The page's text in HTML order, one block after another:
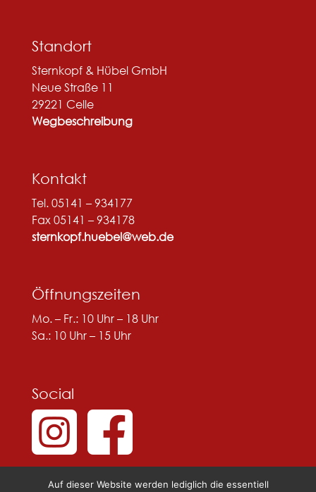
Standort
Sternkopf & Hübel GmbH
Neue Straße 11
29221 Celle
Wegbeschreibung
Kontakt
Tel. 05141 – 934177
Fax 05141 – 934178
sternkopf.huebel@web.de
Öffnungszeiten
Mo. – Fr.: 10 Uhr – 18 Uhr
Sa.: 10 Uhr – 15 Uhr
Social
Auf dieser Website werden lediglich die essentiell